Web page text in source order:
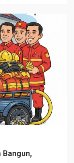
Bangun,